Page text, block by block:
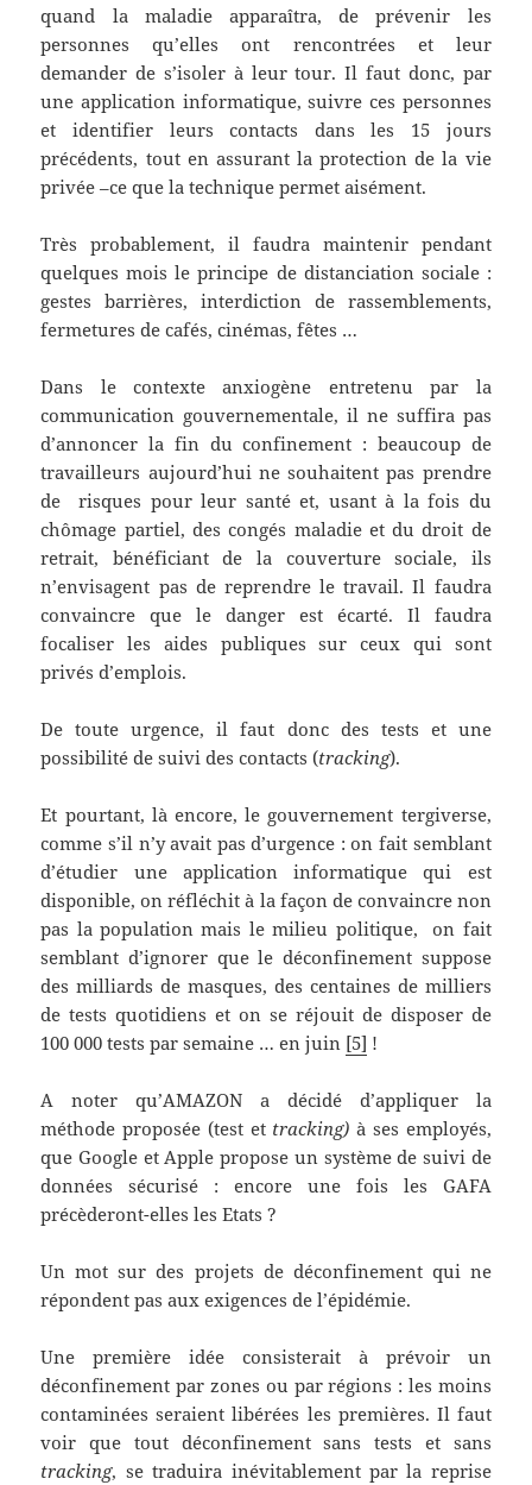
quand la maladie apparaîtra, de prévenir les
personnes qu’elles ont rencontrées et leur
demander de s’isoler à leur tour. Il faut donc, par
une application informatique, suivre ces personnes
et identifier leurs contacts dans les 15 jours
précédents, tout en assurant la protection de la vie
privée –ce que la technique permet aisément.
Très probablement, il faudra maintenir pendant
quelques mois le principe de distanciation sociale :
gestes barrières, interdiction de rassemblements,
fermetures de cafés, cinémas, fêtes …
Dans le contexte anxiogène entretenu par la
communication gouvernementale, il ne suffira pas
d’annoncer la fin du confinement : beaucoup de
travailleurs aujourd’hui ne souhaitent pas prendre
de risques pour leur santé et, usant à la fois du
chômage partiel, des congés maladie et du droit de
retrait, bénéficiant de la couverture sociale, ils
n’envisagent pas de reprendre le travail. Il faudra
convaincre que le danger est écarté. Il faudra
focaliser les aides publiques sur ceux qui sont
privés d’emplois.
De toute urgence, il faut donc des tests et une
possibilité de suivi des contacts (tracking).
Et pourtant, là encore, le gouvernement tergiverse,
comme s’il n’y avait pas d’urgence : on fait semblant
d’étudier une application informatique qui est
disponible, on réfléchit à la façon de convaincre non
pas la population mais le milieu politique, on fait
semblant d’ignorer que le déconfinement suppose
des milliards de masques, des centaines de milliers
de tests quotidiens et on se réjouit de disposer de
100 000 tests par semaine … en juin [5] !
A noter qu’AMAZON a décidé d’appliquer la
méthode proposée (test et tracking) à ses employés,
que Google et Apple propose un système de suivi de
données sécurisé : encore une fois les GAFA
précèderont-elles les Etats ?
Un mot sur des projets de déconfinement qui ne
répondent pas aux exigences de l’épidémie.
Une première idée consisterait à prévoir un
déconfinement par zones ou par régions : les moins
contaminées seraient libérées les premières. Il faut
voir que tout déconfinement sans tests et sans
tracking, se traduira inévitablement par la reprise